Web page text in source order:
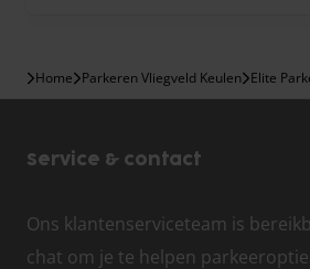
Home Parkeren Vliegveld Keulen Elite
Service & contact
Ons klantenserviceteam is
chat om je te helpen